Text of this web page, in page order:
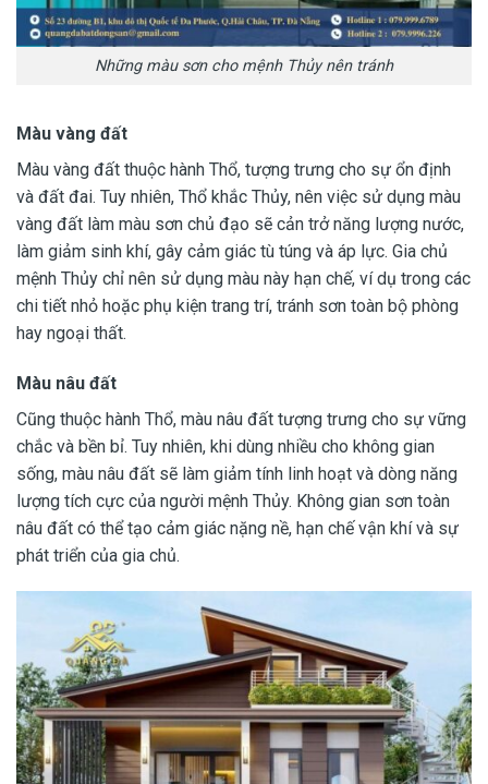
Những màu sơn cho mệnh Thủy nên tránh
Màu vàng đất
Màu vàng đất thuộc hành Thổ, tượng trưng cho sự ổn định
và đất đai. Tuy nhiên, Thổ khắc Thủy, nên việc sử dụng màu
vàng đất làm màu sơn chủ đạo sẽ cản trở năng lượng nước,
làm giảm sinh khí, gây cảm giác tù túng và áp lực. Gia chủ
mệnh Thủy chỉ nên sử dụng màu này hạn chế, ví dụ trong các
chi tiết nhỏ hoặc phụ kiện trang trí, tránh sơn toàn bộ phòng
hay ngoại thất.
Màu nâu đất
Cũng thuộc hành Thổ, màu nâu đất tượng trưng cho sự vững
chắc và bền bỉ. Tuy nhiên, khi dùng nhiều cho không gian
sống, màu nâu đất sẽ làm giảm tính linh hoạt và dòng năng
lượng tích cực của người mệnh Thủy. Không gian sơn toàn
nâu đất có thể tạo cảm giác nặng nề, hạn chế vận khí và sự
phát triển của gia chủ.